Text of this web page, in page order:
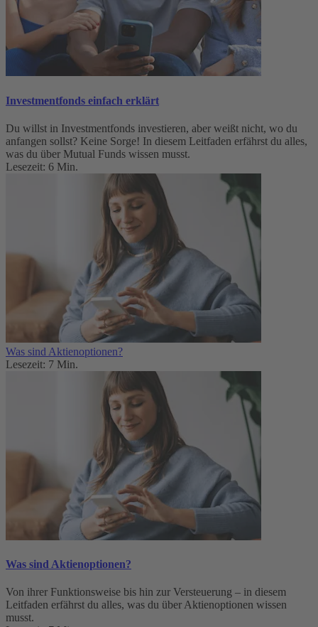
Investmentfonds einfach erklärt
Du willst in Investmentfonds investieren, aber weißt nicht, wo du
anfangen sollst? Keine Sorge! In diesem Leitfaden erfährst du alles,
was du über Mutual Funds wissen musst.
Lesezeit: 6 Min.
Was sind Aktienoptionen?
Lesezeit: 7 Min.
Was sind Aktienoptionen?
Von ihrer Funktionsweise bis hin zur Versteuerung – in diesem
Leitfaden erfährst du alles, was du über Aktienoptionen wissen
musst.